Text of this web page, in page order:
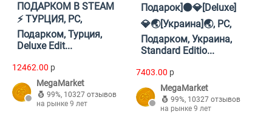
ПОДАРКОМ В STEAM
⚡️ ТУРЦИЯ, PC,
Подарком, Турция,
Deluxe Edit...
12462.00 p
MegaMarket
99%, 10327 отзывов
на рынке 9 лет
Подарок]⚫💎[Deluxe]
💎🌏[Украина]🌏, PC,
Подарком, Украина,
Standard Editio...
7403.00 p
MegaMarket
99%, 10327 отзывов
на рынке 9 лет